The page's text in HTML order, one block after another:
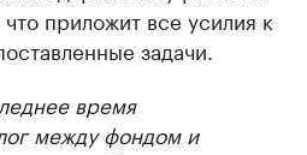
приложит все усилия к
задачи.
время
между фондом и